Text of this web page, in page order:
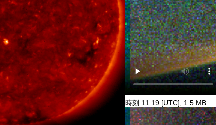
時刻 11:19 [UTC], 1.5 MB